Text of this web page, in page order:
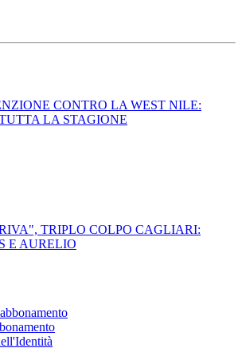
CONTRO LA WEST NILE:
LA STAGIONE
TRIPLO COLPO CAGLIARI:
E AURELIO